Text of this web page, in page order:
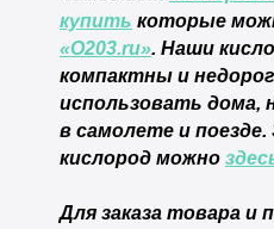
купить которые
«О203.ru». Наши
компактны и
использовать дома,
в самолете и
кислород можно
Для заказа товара и
© 2026 ОOO «СеленФарм»